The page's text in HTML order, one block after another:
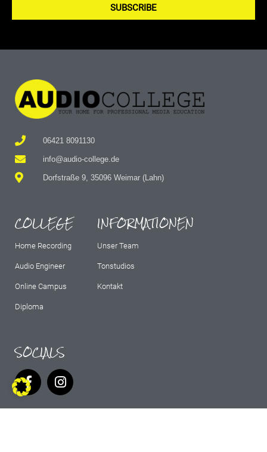
SUBSCRIBE
06421 8091130
info@audio-college.de
Dorfstraße 9, 35096 Weimar (Lahn)
COLLEGE
Home Recording
Audio Engineer
Online Campus
Diploma
INFORMATIONEN
Unser Team
Tonstudios
Kontakt
SOCIALS